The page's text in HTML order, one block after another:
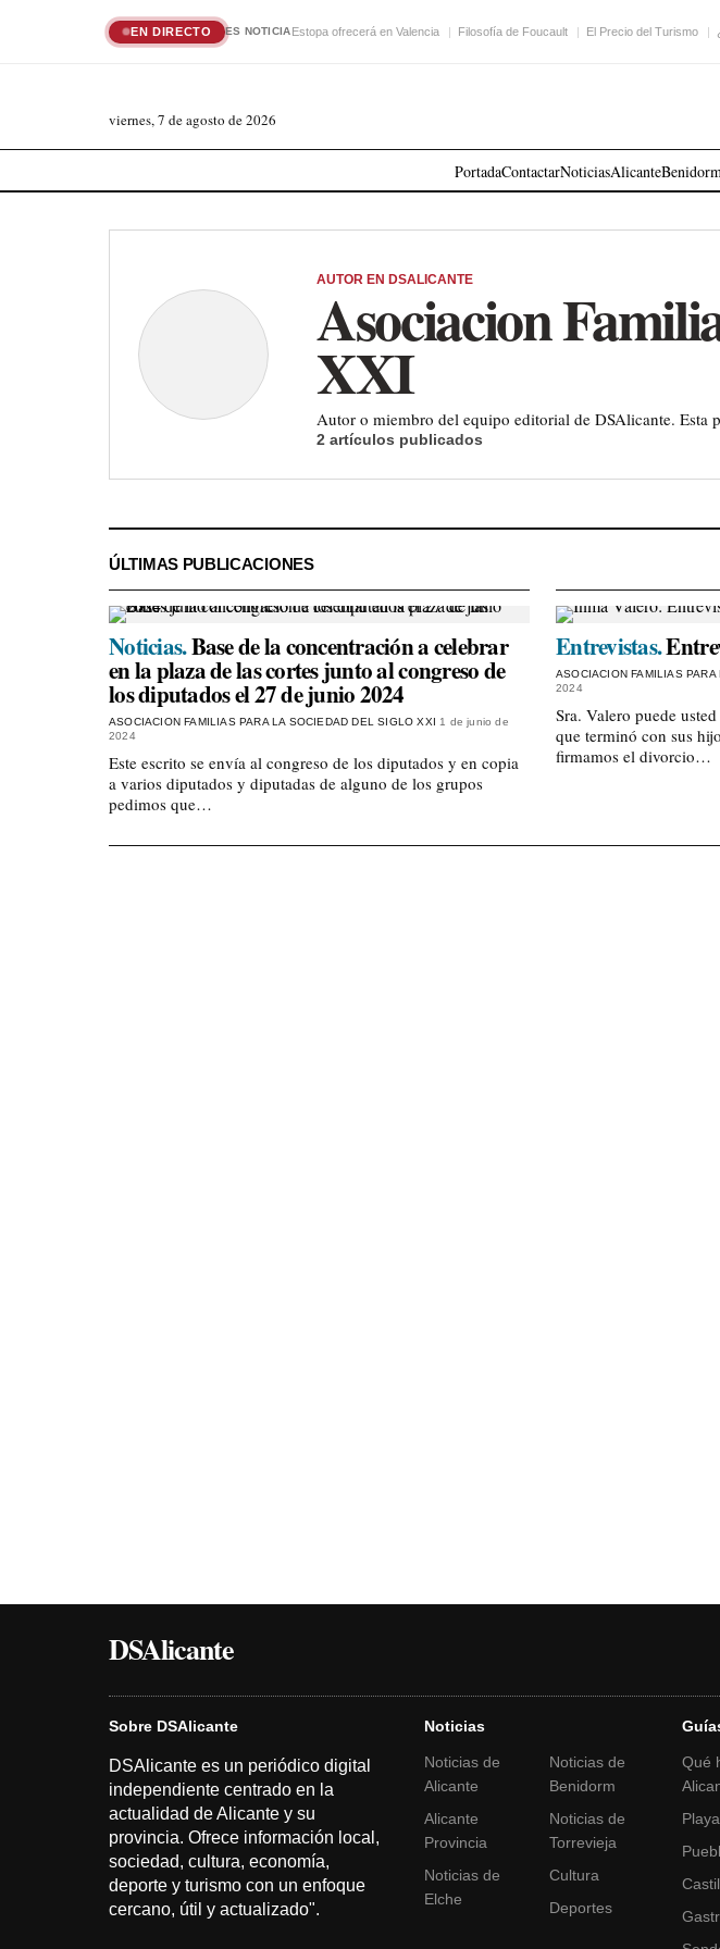
EN DIRECTO ES NOTICIAEstopa ofrecerá en Valencia Filosofía de Foucault El Precio del Turismo
viernes, 7 de agosto de 2026
PortadaContactarNoticiasAlicante
AUTOR EN DSALICANTE
Asociacion
XXI
Autor o miembro del equipo editorial de DSAlicante. Esta
2 artículos publicados
ÚLTIMAS PUBLICACIONES
Noticias.Base de la concentración a celebrar
en la plaza de las cortes junto al congreso de
los diputados el 27 de junio 2024
ASOCIACION FAMILIAS PARA LA SOCIEDAD DEL SIGLO XXI 1 de junio de
2024
Este escrito se envía al congreso de los diputados y en copia
a varios diputados y diputadas de alguno de los grupos
pedimos que…
Entrevistas.
ASOCIACION FAMILIAS
2024
Sra. Valero puede
que terminó con sus
firmamos el divorcio…
DSAlicante
Sobre DSAlicante
DSAlicante es un periódico digital
independiente centrado en la
actualidad de Alicante y su
provincia. Ofrece información local,
sociedad, cultura, economía,
deporte y turismo con un enfoque
cercano, útil y actualizado".
Noticias
Noticias de
Alicante
Alicante
Provincia
Noticias de
Elche
Noticias de
Benidorm
Noticias de
Torrevieja
Cultura
Deportes
Qué